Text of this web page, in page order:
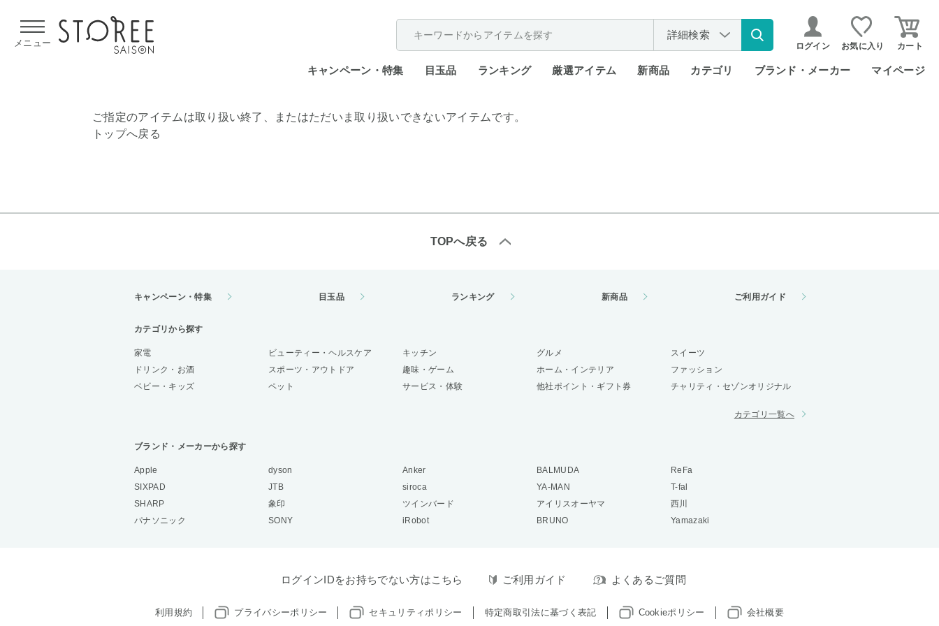
メニュー
詳細検索
ログイン お気に入り カート
キャンペーン・特集 目玉品 ランキング 厳選アイテム 新商品 カテゴリ ブランド・メーカー マイページ
ご指定のアイテムは取り扱い終了、またはただいま取り扱いできないアイテムです。
トップへ戻る
TOPへ戻る
キャンペーン・特集 目玉品 ランキング 新商品 ご利用ガイド
カテゴリから探す
家電 ビューティー・ヘルスケア キッチン グルメ
スイーツ
ドリンク・お酒
スポーツ・アウトドア 趣味・ゲーム ホーム・インテリア
ファッション
ベビー・キッズ
ペット サービス・体験 他社ポイント・ギフト券 チャリティ・セゾンオリジナル
カテゴリ一覧へ
ブランド・メーカーから探す
Apple dyson Anker BALMUDA
ReFa
SIXPAD
JTB siroca YA-MAN
T-fal
SHARP
象印 ツインバード アイリスオーヤマ
西川
パナソニック
SONY iRobot BRUNO Yamazaki
ログインIDをお持ちでない方はこちら ご利用ガイド よくあるご質問
利用規約 プライバシーポリシー セキュリティポリシー 特定商取引法に基づく表記 Cookieポリシー 会社概要